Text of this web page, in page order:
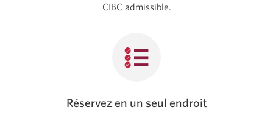
CIBC admissible.
Réservez en un seul endroit